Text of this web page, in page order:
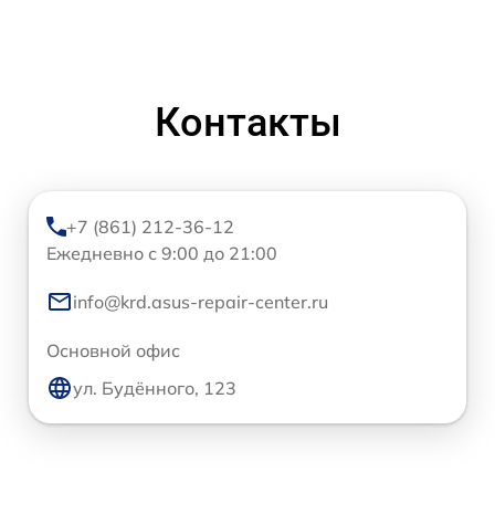
Контакты
+7 (861) 212-36-12
Ежедневно с 9:00 до 21:00
info@krd.asus-repair-center.ru
Основной офис
ул. Будённого, 123